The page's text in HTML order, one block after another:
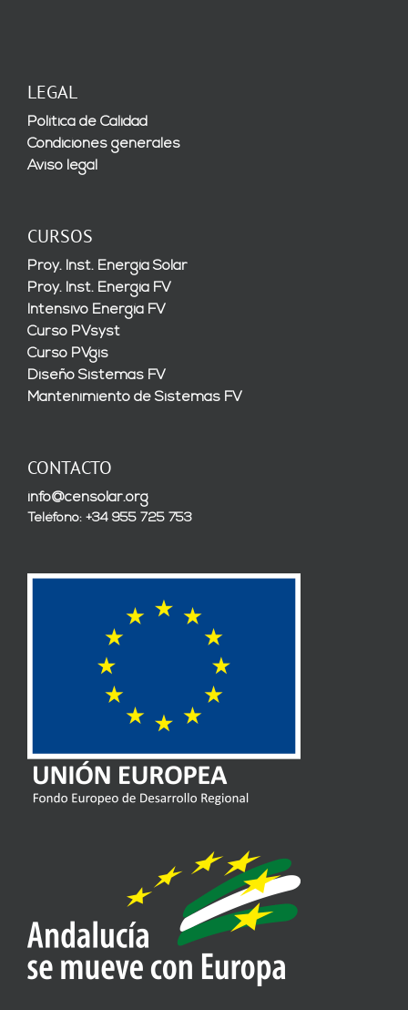
LEGAL
Política de Calidad
Condiciones generales
Aviso legal
CURSOS
Proy. Inst. Energía Solar
Proy. Inst. Energía FV
Intensivo Energía FV
Curso PVsyst
Curso PVgis
Diseño Sistemas FV
Mantenimiento de Sistemas FV
CONTACTO
info@censolar.org
Teléfono: +34 955 725 753